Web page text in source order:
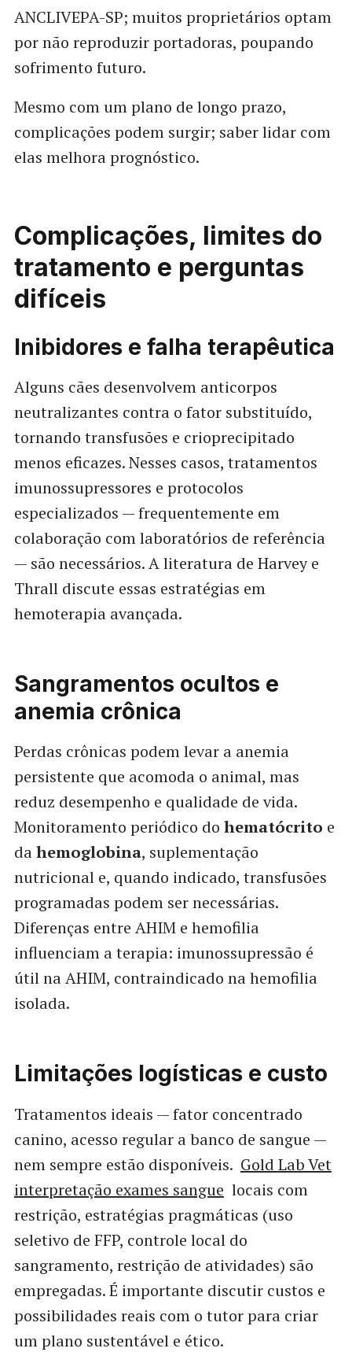
ANCLIVEPA-SP; muitos proprietários optam
por não reproduzir portadoras, poupando
sofrimento futuro.
Mesmo com um plano de longo prazo,
complicações podem surgir; saber lidar com
elas melhora prognóstico.
Complicações, limites do
tratamento e perguntas
difíceis
Inibidores e falha terapêutica
Alguns cães desenvolvem anticorpos
neutralizantes contra o fator substituído,
tornando transfusões e crioprecipitado
menos eficazes. Nesses casos, tratamentos
imunossupressores e protocolos
especializados — frequentemente em
colaboração com laboratórios de referência
— são necessários. A literatura de Harvey e
Thrall discute essas estratégias em
hemoterapia avançada.
Sangramentos ocultos e
anemia crônica
Perdas crônicas podem levar a anemia
persistente que acomoda o animal, mas
reduz desempenho e qualidade de vida.
Monitoramento periódico do hematócrito e
dahemoglobina, suplementação
nutricional e, quando indicado, transfusões
programadas podem ser necessárias.
Diferenças entre AHIM e hemofilia
influenciam a terapia: imunossupressão é
útil na AHIM, contraindicado na hemofilia
isolada.
Limitações logísticas e custo
Tratamentos ideais — fator concentrado
canino, acesso regular a banco de sangue —
nem sempre estão disponíveis. Gold Lab Vet
interpretação exames sangue locais com
restrição, estratégias pragmáticas (uso
seletivo de FFP, controle local do
sangramento, restrição de atividades) são
empregadas. É importante discutir custos e
possibilidades reais com o tutor para criar
um plano sustentável e ético.